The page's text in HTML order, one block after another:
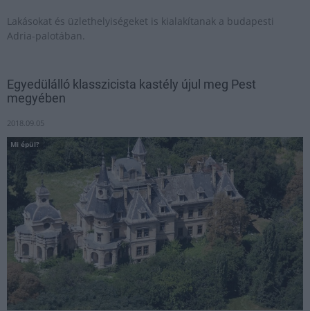
Lakásokat és üzlethelyiségeket is kialakítanak a budapesti
Adria-palotában.
Egyedülálló klasszicista kastély újul meg Pest
megyében
2018.09.05
Mi épül?